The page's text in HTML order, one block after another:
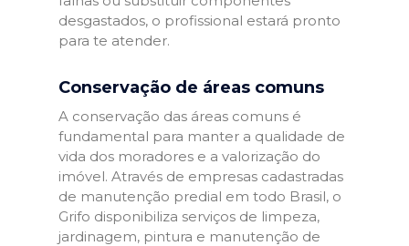
desgastados, o profissional estará pronto
para te atender.
Conservação de áreas comuns
A conservação das áreas comuns é
fundamental para manter a qualidade de
vida dos moradores e a valorização do
imóvel. Através de empresas cadastradas
de manutenção predial em todo Brasil, o
Grifo disponibiliza serviços de limpeza,
jardinagem, pintura e manutenção de